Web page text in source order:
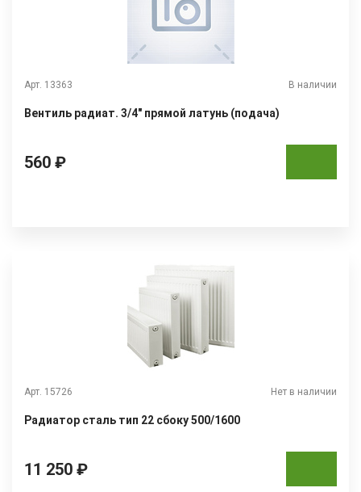
Арт. 13363 В наличии
Вентиль радиат. 3/4" прямой латунь (подача)
560 ₽
Арт. 15726 Нет в наличии
Радиатор сталь тип 22 сбоку 500/1600
11 250 ₽